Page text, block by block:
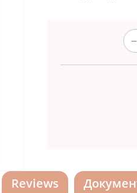
Reviews